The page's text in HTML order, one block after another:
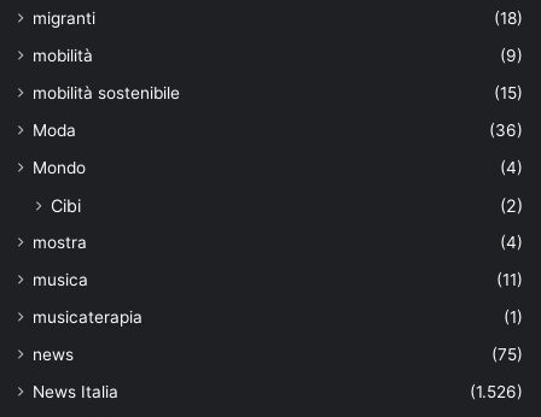
migranti
(18)
mobilità
(9)
mobilità sostenibile
(15)
Moda
(36)
Mondo
(4)
Cibi (2)
mostra
(4)
musica
(11)
musicaterapia
(1)
news
(75)
News Italia
(1.526)